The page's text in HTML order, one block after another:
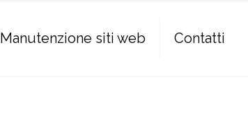
Manutenzione siti web Contatti